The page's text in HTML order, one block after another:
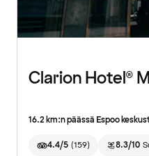
Clarion Hotel®
16.2 km:n päässä Espoo
4.4/5 (159) 8.3/10